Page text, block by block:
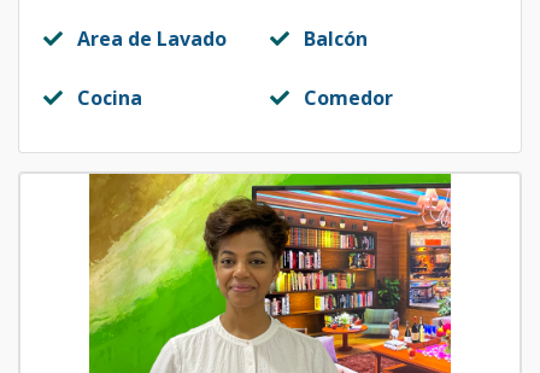
Area de Lavado Balcón
Cocina Comedor